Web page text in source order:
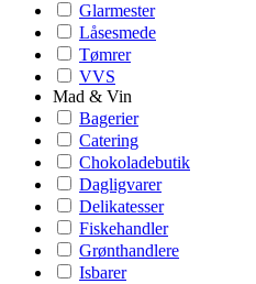
Glarmester
Låsesmede
Tømrer
VVS
Mad & Vin
Bagerier
Catering
Chokoladebutik
Dagligvarer
Delikatesser
Fiskehandler
Grønthandlere
Isbarer